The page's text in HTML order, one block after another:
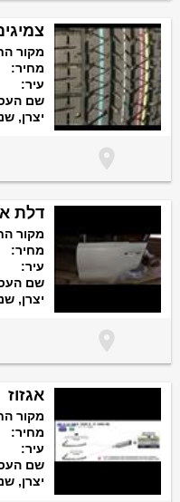
מקור
מחיר:
עיר:
שם
יצרן,

דלת
מקור
מחיר:
עיר:
שם
יצרן,

אגזוז
מקור
מחיר:
עיר:
שם
יצרן,